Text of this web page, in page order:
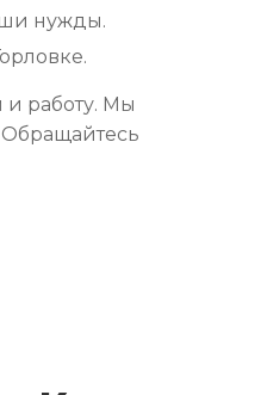
нужды.
и работу. Мы